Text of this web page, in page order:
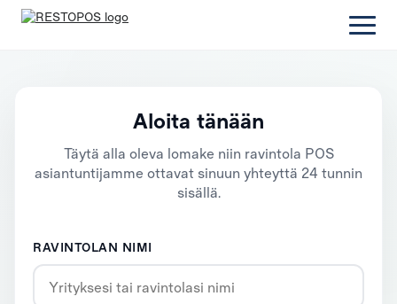
Aloita tänään
Täytä alla oleva lomake niin ravintola POS
asiantuntijamme ottavat sinuun yhteyttä 24 tunnin
sisällä.
RAVINTOLAN NIMI